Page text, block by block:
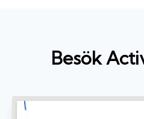
Besök